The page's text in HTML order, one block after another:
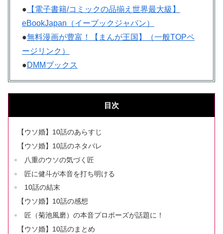
● 【電子書籍/コミックの品揃え世界最大級】
eBookJapan（イーブックジャパン）
●無料漫画が豊富！【まんが王国】（一般TOPペ
ージリンク）
●DMMブックス
目次
【ウソ婚】10話のあらすじ
【ウソ婚】10話のネタバレ
八重のウソの気づく匠
匠に健斗が本音を打ち明ける
10話の結末
【ウソ婚】10話の感想
匠（菊池風磨）の本音プロポーズが話題に！
【ウソ婚】10話のまとめ